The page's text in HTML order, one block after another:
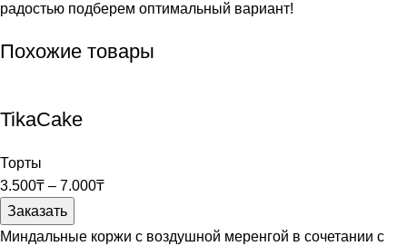
радостью подберем оптимальный вариант!
Похожие товары
TikaCake
Торты
3.500₸ – 7.000₸
Заказать
Миндальные коржи с воздушной меренгой в сочетании с